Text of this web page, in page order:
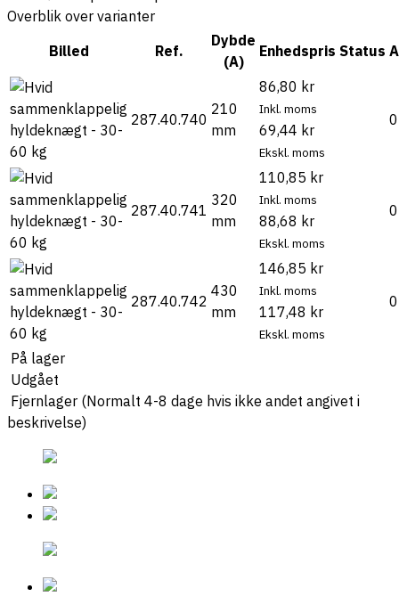
Overblik over varianter
Billed
Ref.
Dybde
(A)
Enhedspris Status
287.40.740
210
mm
86,80 kr
Inkl. moms
69,44 kr
Ekskl. moms
0
287.40.741
320
mm
110,85 kr
Inkl. moms
88,68 kr
Ekskl. moms
0
287.40.742
430
mm
146,85 kr
Inkl. moms
117,48 kr
Ekskl. moms
0
På lager
Udgået
Fjernlager (Normalt 4-8 dage hvis ikke andet angivet i
beskrivelse)